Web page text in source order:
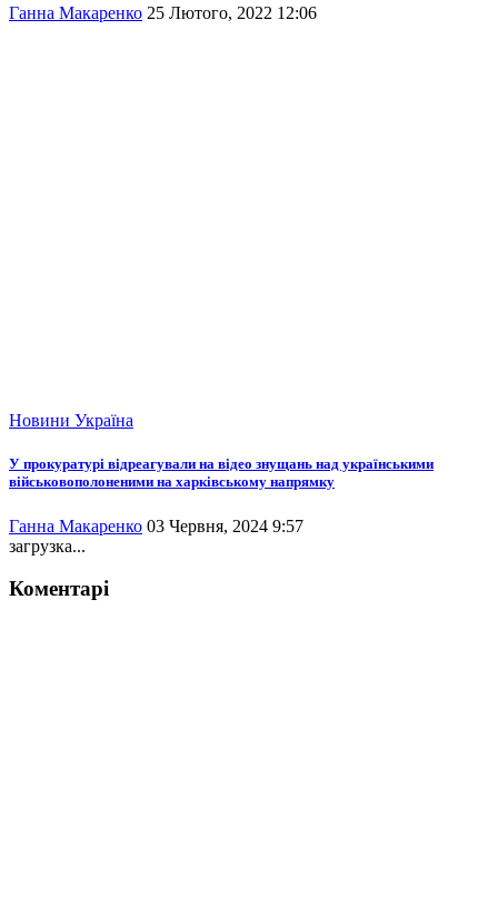
Ганна Макаренко 25 Лютого, 2022 12:06
Новини Україна
У прокуратурі відреагували на відео знущань над українськими
військовополоненими на харківському напрямку
Ганна Макаренко 03 Червня, 2024 9:57
загрузка...
Коментарі